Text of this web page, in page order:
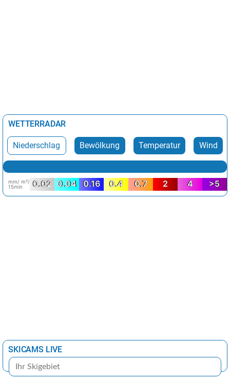
WETTERRADAR
Niederschlag Bewölkung Temperatur Wind
mm/ m²/
15min
0.02 0.04 0.16 0.4 0.7 2 4 >5
SKICAMS LIVE